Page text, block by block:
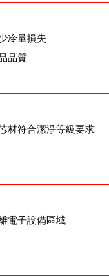
冷量損失
品質
材符合潔淨等級要求
電子設備區域